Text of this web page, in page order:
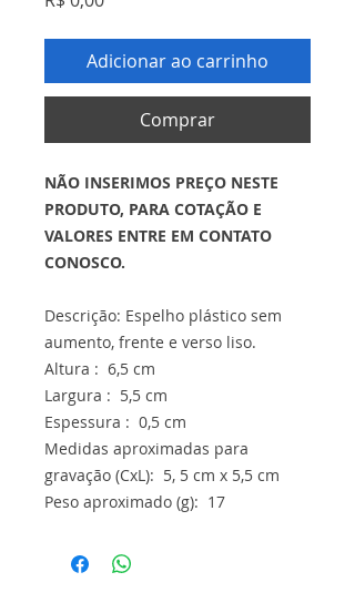
Adicionar ao carrinho
Comprar
NÃO INSERIMOS PREÇO NESTE
PRODUTO, PARA COTAÇÃO E
VALORES ENTRE EM CONTATO
CONOSCO.
Descrição: Espelho plástico sem
aumento, frente e verso liso.
Altura : 6,5 cm
Largura : 5,5 cm
Espessura : 0,5 cm
Medidas aproximadas para
gravação (CxL): 5, 5 cm x 5,5 cm
Peso aproximado (g): 17